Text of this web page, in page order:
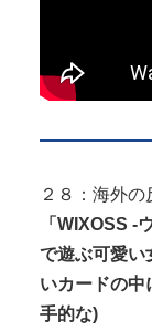
２８：海外の
「WIXOSS -
で遊ぶ可愛い
いカードの中
手的な)